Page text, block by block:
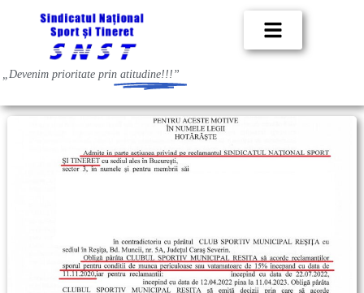
„Devenim prioritate prin atitudine!!!”